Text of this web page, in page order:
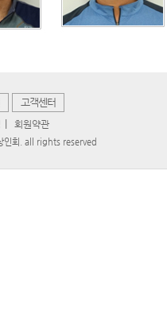
고객센터
회원약관
인회. all rights reserved